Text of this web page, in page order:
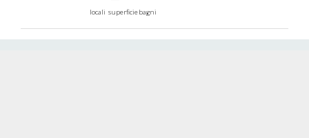
locali superficiebagni